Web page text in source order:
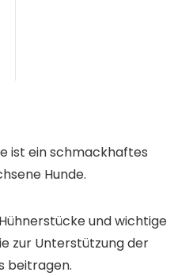
ist ein schmackhaftes
Hunde.
und wichtige
zur Unterstützung der
beitragen.